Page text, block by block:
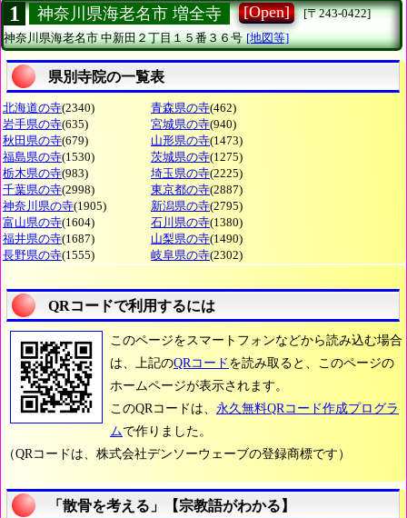
1 神奈川県海老名市 増全寺 [Open]
[〒243-0422]
神奈川県海老名市中新田２丁目１５番３６号 [地図等]
県別寺院の一覧表
北海道の寺(2340) 青森県の寺(462)
岩手県の寺(635) 宮城県の寺(940)
秋田県の寺(679) 山形県の寺(1473)
福島県の寺(1530) 茨城県の寺(1275)
栃木県の寺(983) 埼玉県の寺(2225)
千葉県の寺(2998) 東京都の寺(2887)
神奈川県の寺(1905) 新潟県の寺(2795)
富山県の寺(1604) 石川県の寺(1380)
福井県の寺(1687) 山梨県の寺(1490)
長野県の寺(1555) 岐阜県の寺(2302)
QRコードで利用するには
このページをスマートフォンなどから読み込む場合
は、上記のQRコード を読み取ると、このページの
ホームページが表示されます。
このQRコードは、 永久無料QRコード作成プログラ
ムで作りました。
（QRコードは、株式会社デンソーウェーブの登録商標です）
「散骨を考える」【宗教語がわかる】